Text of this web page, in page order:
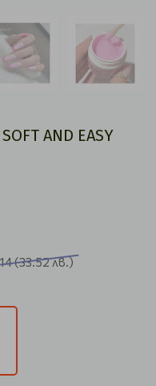
AND EASY
(33.52 лв.)